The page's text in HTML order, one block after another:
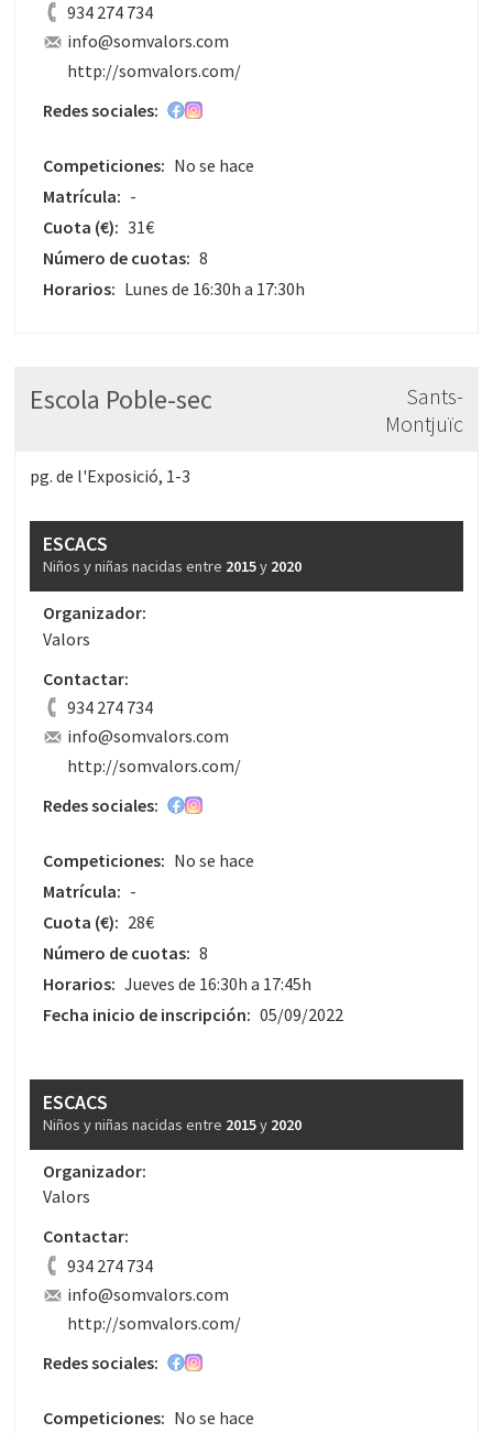
934 274 734
info@somvalors.com
http://somvalors.com/
Redes sociales:
Competiciones: No se hace
Matrícula: -
Cuota (€): 31€
Número de cuotas: 8
Horarios: Lunes de 16:30h a 17:30h
Escola Poble-sec
Sants-
Montjuïc
pg. de l'Exposició, 1-3
ESCACS
Niños y niñas nacidas entre 2015y 2020
Organizador:
Valors
Contactar:
934 274 734
info@somvalors.com
http://somvalors.com/
Redes sociales:
Competiciones: No se hace
Matrícula: -
Cuota (€): 28€
Número de cuotas: 8
Horarios: Jueves de 16:30h a 17:45h
Fecha inicio de inscripción: 05/09/2022
ESCACS
Niños y niñas nacidas entre 2015y 2020
Organizador:
Valors
Contactar:
934 274 734
info@somvalors.com
http://somvalors.com/
Redes sociales:
Competiciones: No se hace